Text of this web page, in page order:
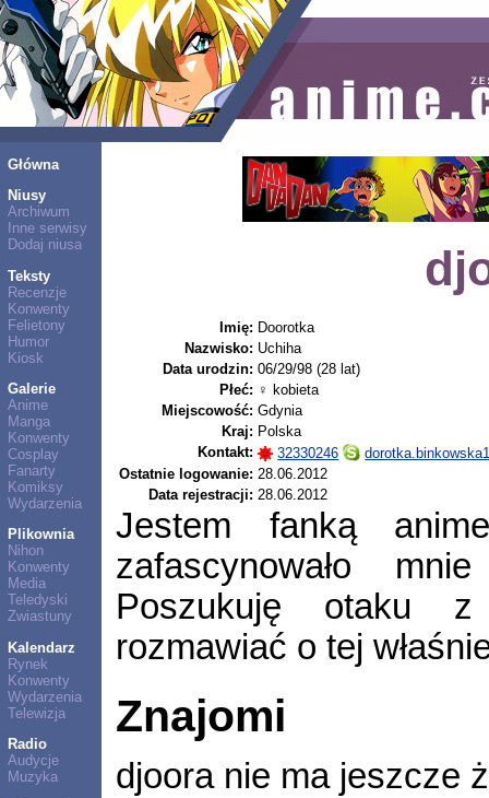
Główna
Niusy
Archiwum
Inne serwisy
Dodaj niusa
Teksty
Recenzje
Konwenty
Felietony
Humor
Kiosk
Galerie
Anime
Manga
Konwenty
Cosplay
Fanarty
Komiksy
Wydarzenia
Plikownia
Nihon
Konwenty
Media
Teledyski
Zwiastuny
Kalendarz
Rynek
Konwenty
Wydarzenia
Telewizja
Radio
Audycje
Muzyka
Imię: Doorotka
Nazwisko: Uchiha
Data urodzin: 06/29/98 (28 lat)
Płeć: ♀ kobieta
Miejscowość: Gdynia
Kraj: Polska
Kontakt:
32330246
Ostatnie logowanie: 28.06.2012
Data rejestracji: 28.06.2012
Jestem fanką
zafascynowało
Poszukuję otaku
rozmawiać o tej
Znajomi
djoora nie ma jeszcze